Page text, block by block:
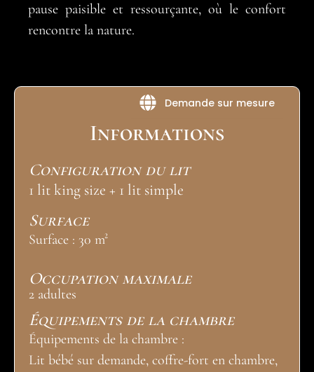
pause paisible et ressourçante, où le confort
rencontre la nature.
Informations
Configuration du lit
1 lit king size + 1 lit simple
Surface
Surface : 30 m²
Occupation maximale
2 adultes
Équipements de la chambre
Équipements de la chambre :
Lit bébé sur demande, coffre-fort en chambre,
Demande sur mesure